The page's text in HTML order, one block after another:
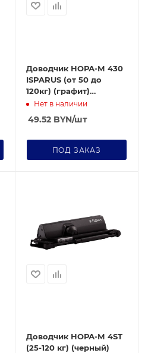
Доводчик НОРА-М 430
ISPARUS (от 50 до
120кг) (графит)
морозостойкий
Нет в наличии
49.52BYN/шт
ПОД ЗАКАЗ
Доводчик НОРА-М 4ST
(25-120 кг) (черный)